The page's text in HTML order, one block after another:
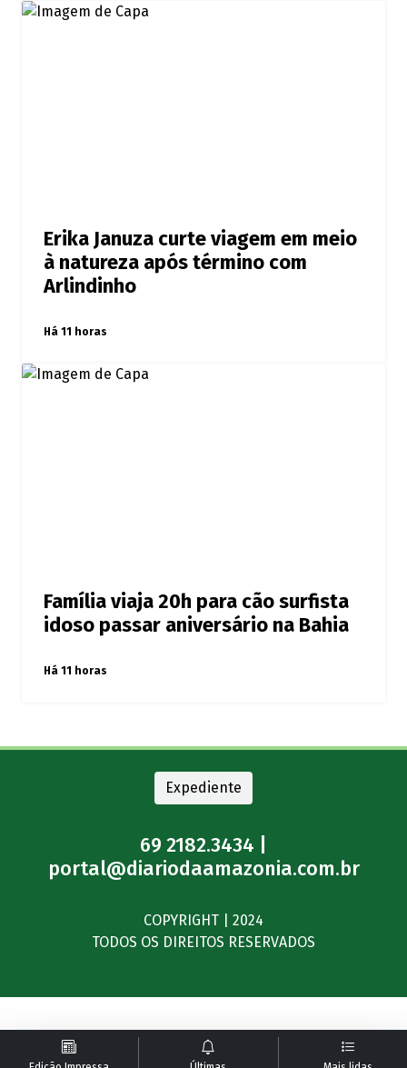
Erika Januza curte viagem em meio
à natureza após término com
Arlindinho
Há 11 horas
Família viaja 20h para cão surfista
idoso passar aniversário na Bahia
Há 11 horas
Expediente
69 2182.3434 |
portal@diariodaamazonia.com.br
COPYRIGHT | 2024
TODOS OS DIREITOS RESERVADOS